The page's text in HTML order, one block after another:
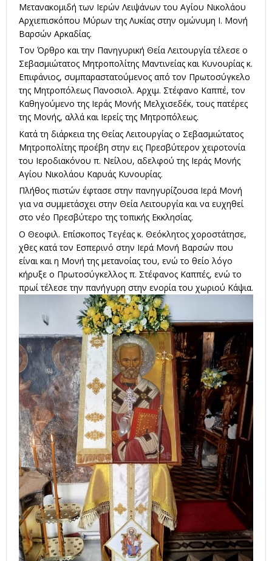
Μετανακομιδή των Ιερών Λειψάνων του Αγίου Νικολάου
Αρχιεπισκόπου Μύρων της Λυκίας στην ομώνυμη Ι. Μονή
Βαρσών Αρκαδίας.
Τον Όρθρο και την Πανηγυρική Θεία Λειτουργία τέλεσε ο
Σεβασμιώτατος Μητροπολίτης Μαντινείας και Κυνουρίας κ.
Επιφάνιος, συμπαραστατούμενος από τον Πρωτοσύγκελο
της Μητροπόλεως Πανοσιολ. Αρχιμ. Στέφανο Καππέ, τον
Καθηγούμενο της Ιεράς Μονής Μελχισεδέκ, τους πατέρες
της Μονής, αλλά και Ιερείς της Μητροπόλεως.
Κατά τη διάρκεια της Θείας Λειτουργίας ο Σεβασμιώτατος
Μητροπολίτης προέβη στην εις Πρεσβύτερον χειροτονία
του Ιεροδιακόνου π. Νείλου, αδελφού της Ιεράς Μονής
Αγίου Νικολάου Καρυάς Κυνουρίας.
Πλήθος πιστών έφτασε στην πανηγυρίζουσα Ιερά Μονή
για να συμμετάσχει στην Θεία Λειτουργία και να ευχηθεί
στο νέο Πρεσβύτερο της τοπικής Εκκλησίας.
Ο Θεοφιλ. Επίσκοπος Τεγέας κ. Θεόκλητος χοροστάτησε,
χθες κατά τον Εσπερινό στην Ιερά Μονή Βαρσών που
είναι και η Μονή της μετανοίας του, ενώ το θείο λόγο
κήρυξε ο Πρωτοσύγκελλος π. Στέφανος Καππές, ενώ το
πρωί τέλεσε την πανήγυρη στην ενορία του χωριού Κάψια.